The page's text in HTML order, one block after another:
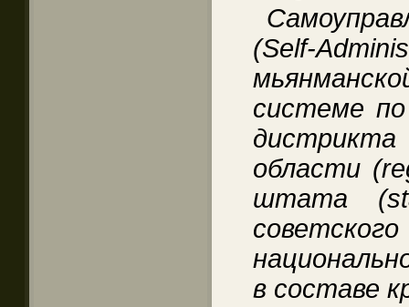
(Self-
системе
области
штата
в составе